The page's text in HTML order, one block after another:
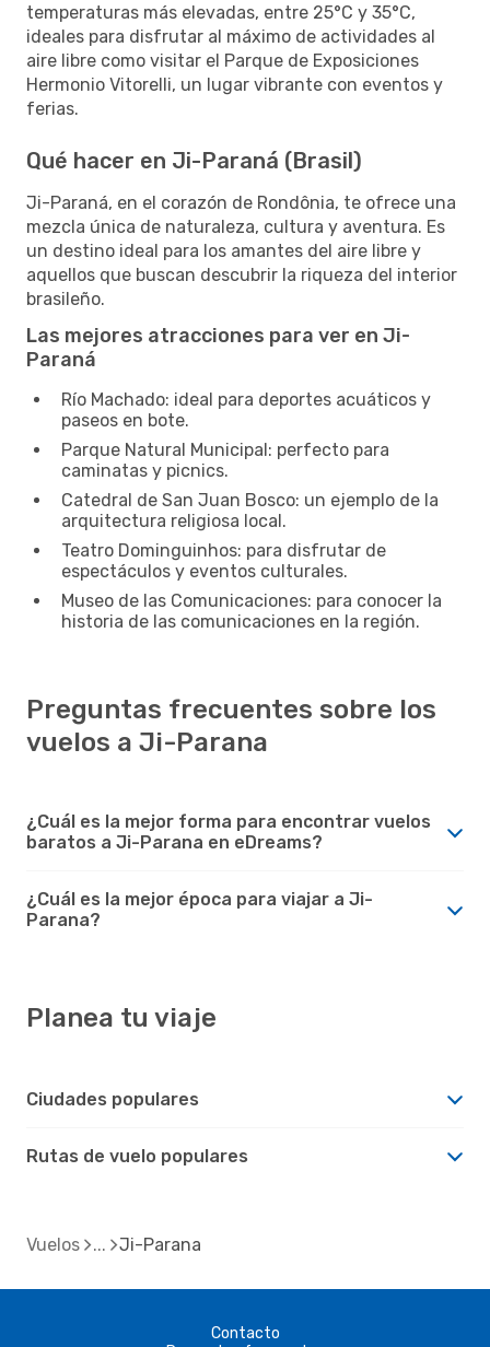
temperaturas más elevadas, entre 25°C y 35°C,
ideales para disfrutar al máximo de actividades al
aire libre como visitar el Parque de Exposiciones
Hermonio Vitorelli, un lugar vibrante con eventos y
ferias.
Qué hacer en Ji-Paraná (Brasil)
Ji-Paraná, en el corazón de Rondônia, te ofrece una
mezcla única de naturaleza, cultura y aventura. Es
un destino ideal para los amantes del aire libre y
aquellos que buscan descubrir la riqueza del interior
brasileño.
Las mejores atracciones para ver en Ji-
Paraná
Río Machado: ideal para deportes acuáticos y
paseos en bote.
Parque Natural Municipal: perfecto para
caminatas y picnics.
Catedral de San Juan Bosco: un ejemplo de la
arquitectura religiosa local.
Teatro Dominguinhos: para disfrutar de
espectáculos y eventos culturales.
Museo de las Comunicaciones: para conocer la
historia de las comunicaciones en la región.
Preguntas frecuentes sobre los
vuelos a Ji-Parana
¿Cuál es la mejor forma para encontrar vuelos
baratos a Ji-Parana en eDreams?
¿Cuál es la mejor época para viajar a Ji-
Parana?
Planea tu viaje
Ciudades populares
Rutas de vuelo populares
Vuelos Ji-Parana
Contacto